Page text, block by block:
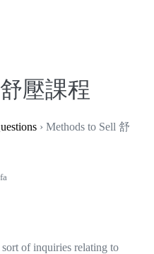
壓課程
› Methods to Sell 舒
of inquiries relating to